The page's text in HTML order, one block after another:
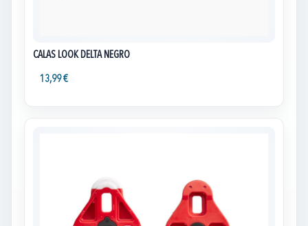
CALAS LOOK DELTA NEGRO
13,99 €